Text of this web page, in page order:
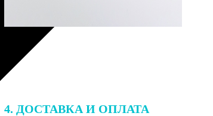
4. ДОСТАВКА И ОПЛАТА